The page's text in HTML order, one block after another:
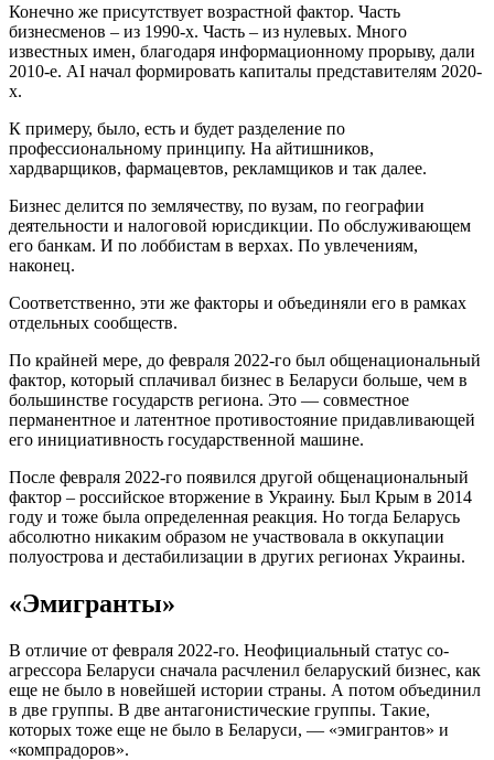
Конечно же присутствует возрастной фактор. Часть
бизнесменов – из 1990-х. Часть – из нулевых. Много
известных имен, благодаря информационному прорыву, дали
2010-е. АI начал формировать капиталы представителям 2020-
х.
К примеру, было, есть и будет разделение по
профессиональному принципу. На айтишников,
хардварщиков, фармацевтов, рекламщиков и так далее.
Бизнес делится по землячеству, по вузам, по географии
деятельности и налоговой юрисдикции. По обслуживающем
его банкам. И по лоббистам в верхах. По увлечениям,
наконец.
Соответственно, эти же факторы и объединяли его в рамках
отдельных сообществ.
По крайней мере, до февраля 2022-го был общенациональный
фактор, который сплачивал бизнес в Беларуси больше, чем в
большинстве государств региона. Это — совместное
перманентное и латентное противостояние придавливающей
его инициативность государственной машине.
После февраля 2022-го появился другой общенациональный
фактор – российское вторжение в Украину. Был Крым в 2014
году и тоже была определенная реакция. Но тогда Беларусь
абсолютно никаким образом не участвовала в оккупации
полуострова и дестабилизации в других регионах Украины.
«Эмигранты»
В отличие от февраля 2022-го. Неофициальный статус со-
агрессора Беларуси сначала расчленил беларуский бизнес, как
еще не было в новейшей истории страны. А потом объединил
в две группы. В две антагонистические группы. Такие,
которых тоже еще не было в Беларуси, — «эмигрантов» и
«компрадоров».